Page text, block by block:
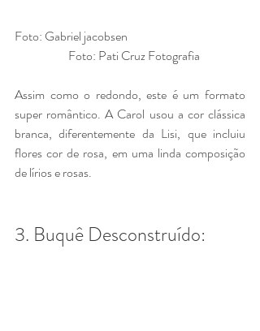
Foto: Gabriel jacobsen
                      Foto: Pati Cruz Fotografia
Assim como o redondo, este é um formato
super romântico. A Carol usou a cor clássica
branca, diferentemente da Lisi, que incluiu
flores cor de rosa, em uma linda composição
de lírios e rosas.
3. Buquê Desconstruído: